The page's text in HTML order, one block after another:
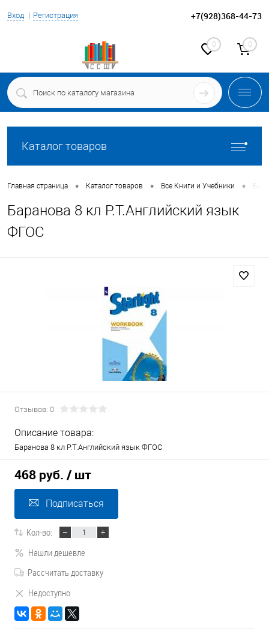
Вход Регистрация +7(928)368-44-73
0 0
Каталог товаров
Главная страница • Каталог товаров • Все Книги и Учебники •
Баранова 8 кл Р.Т.Английский язык
ФГОС
Отзывов: 0
Описание товара:
Баранова 8 кл Р.Т.Английский язык ФГОС
468 руб. / шт
Подписаться
Кол-во:
Нашли дешевле
Рассчитать доставку
Недоступно